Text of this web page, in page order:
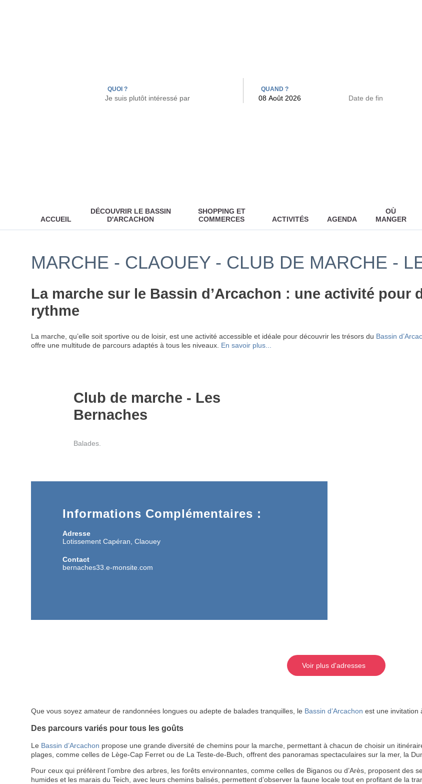
QUOI ? QUAND ?
ACCUEIL
DÉCOUVRIR LE BASSIN
D'ARCACHON
SHOPPING ET
COMMERCES
ACTIVITÉS AGENDA
OÙ
MANGER
MARCHE - CLAOUEY - CLUB DE MARCHE -
La marche sur le Bassin d’Arcachon : une activité pour
rythme
La marche, qu’elle soit sportive ou de loisir, est une activité accessible et idéale pour découvrir les trésors du Bassin
offre une multitude de parcours adaptés à tous les niveaux. En savoir plus...
Club de marche - Les
Bernaches
Balades.
Informations Complémentaires :
Adresse
Lotissement Capéran, Claouey
Contact
bernaches33.e-monsite.com
Voir plus d'adresses
Que vous soyez amateur de randonnées longues ou adepte de balades tranquilles, le Bassin d’Arcachon est une invitation
Des parcours variés pour tous les goûts
Le Bassin d’Arcachon propose une grande diversité de chemins pour la marche, permettant à chacun de choisir un
plages, comme celles de Lège-Cap Ferret ou de La Teste-de-Buch, offrent des panoramas spectaculaires sur la mer, la
Pour ceux qui préfèrent l’ombre des arbres, les forêts environnantes, comme celles de Biganos ou d’Arès, proposent des
humides et les marais du Teich, avec leurs chemins balisés, permettent d’observer la faune locale tout en profitant de la